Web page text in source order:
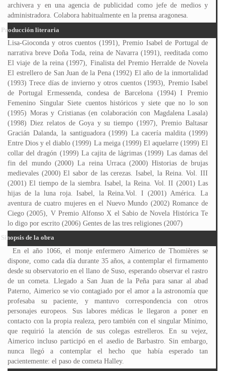
archivera y en una agencia de publicidad como jefe de medios y
administradora. Colabora habitualmente en la prensa aragonesa.
Producción literaria
Lisa-Gioconda y otros cuentos (1991), Premio Isabel de Portugal de
narrativa breve Doña Toda, reina de Navarra (1991), reeditada como
El viaje de la reina (1997), Finalista del Premio Herralde de Novela
El estrellero de San Juan de la Pena (1992) El año de la inmortalidad
(1993) Trece días de invierno y otros cuentos (1993), Premio Isabel
de Portugal Ermessenda, condesa de Barcelona (1994) I Premio
Femenino Singular Siete cuentos históricos y siete que no lo son
(1995) Moras y Cristianas (en colaboración con Magdalena Lasala)
(1998) Diez relatos de Goya y su tiempo (1997), Premio Baltasar
Gracián Dalanda, la santiguadora (1999) La cacería maldita (1999)
Entre Dios y el diablo (1999) La meiga (1999) El aquelarre (1999) El
collar del dragón (1999) La cajita de lágrimas (1999) Las damas del
fin del mundo (2000) La reina Urraca (2000) Historias de brujas
medievales (2000) El sabor de las cerezas. Isabel, la Reina. Vol. III
(2001) El tiempo de la siembra. Isabel, la Reina. Vol. II (2001) Las
hijas de la luna roja. Isabel, la Reina.Vol. I (2001) América. La
aventura de cuatro mujeres en el Nuevo Mundo (2002) Romance de
Ciego (2005), V Premio Alfonso X el Sabio de Novela Histórica Te
lo digo por escrito (2006) Gentes de las tres religiones (2007)
Sinopsis de la obra
En el año 1066, el monje enfermero Aimerico de Thomières se
dispone, como cada día durante 35 años, a contemplar el firmamento
desde su observatorio en el llano de Suso, esperando observar el rastro
de un cometa. Llegado a San Juan de la Peña para sanar al abad
Paterno, Aimerico se vio contagiado por el amor a la astronomía que
profesaba su paciente, y mantuvo correspondencia con otros
personajes europeos. Sus labores médicas le llegaron a poner en
contacto con la propia realeza, pero también con el singular Mínimo,
que requirió la atención de sus colegas estrelleros. En su vejez,
Aimerico incluso participó en el asedio de Barbastro. Sin embargo,
nunca llegó a contemplar el hecho que había esperado tan
pacientemente: el paso de cometa Halley.